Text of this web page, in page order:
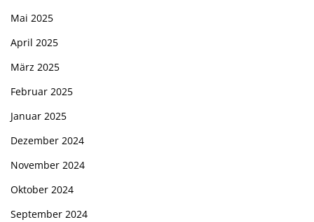
Mai 2025
April 2025
März 2025
Februar 2025
Januar 2025
Dezember 2024
November 2024
Oktober 2024
September 2024